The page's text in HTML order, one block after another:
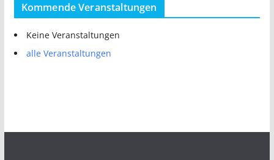
Kommende Veranstaltungen
Keine Veranstaltungen
alle Veranstaltungen